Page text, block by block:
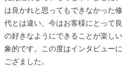
は良かれと思ってもできなかった
代とは違い、今はお客様にとって
の好きなようにできることが楽し
象的です。この度はインタビュー
ござました。